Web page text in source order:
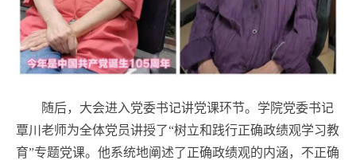
随后，大会进入党委书记讲党课环节。学院党委书记
覃川老师为全体党员讲授了“树立和践行正确政绩观学习教
育”专题党课。他系统地阐述了正确政绩观的内涵，不正确